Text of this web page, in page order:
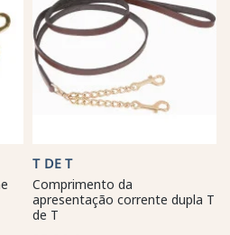
T DE T
Comprimento da
apresentação corrente dupla T
de T